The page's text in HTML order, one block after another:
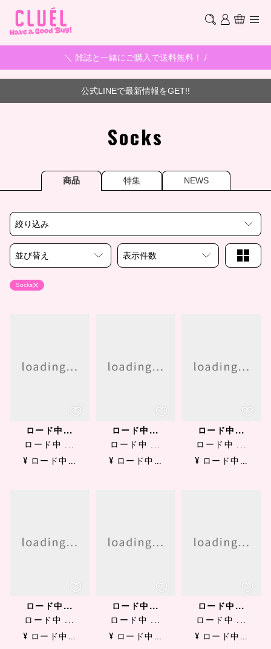
＼ 雑誌と一緒にご購入で送料無料！ /
公式LINEで最新情報をGET!!
Socks
商品 特集 NEWS
絞り込み
並び替え 表示件数
Socks
ロード中...
ロード中 ...
¥ ロード中...
ロード中...
ロード中 ...
¥ ロード中...
ロード中...
ロード中 ...
¥ ロード中...
ロード中...
ロード中 ...
¥ ロード中...
ロード中...
ロード中 ...
¥ ロード中...
ロード中...
ロード中 ...
¥ ロード中...